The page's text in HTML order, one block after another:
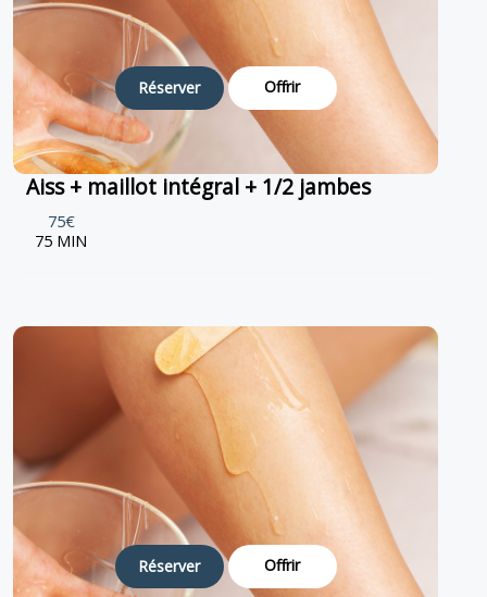
Réserver Offrir
Aiss + maillot intégral + 1/2 jambes
75€
75 MIN
Réserver Offrir